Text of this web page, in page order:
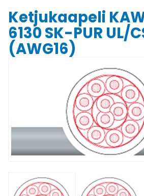
Ketjukaapeli
6130 SK-PUR UL/
(AWG16)